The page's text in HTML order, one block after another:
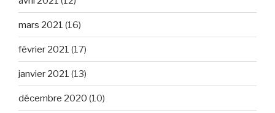
mars 2021 (16)
février 2021 (17)
janvier 2021 (13)
décembre 2020 (10)